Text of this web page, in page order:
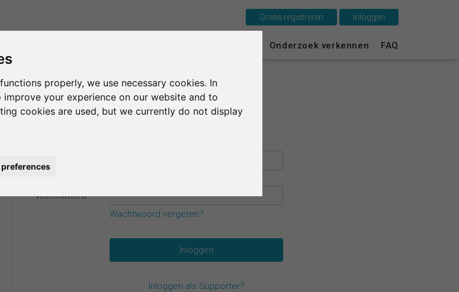
properly, we use necessary cookies. In
your experience on our website and to
cookies are used, but we currently do not display
Onderzoek verkennen FAQ
Gratis registreren Inloggen
Wachtwoord*
Wachtwoord vergeten?
Inloggen als Supporter?